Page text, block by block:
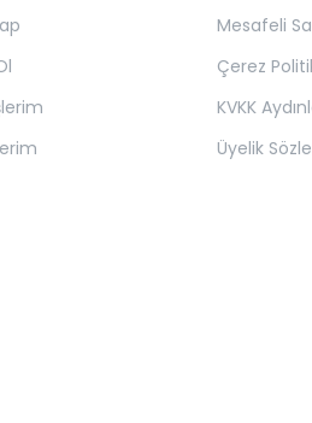
Mesafeli
Çerez
KVKK
Üyelik